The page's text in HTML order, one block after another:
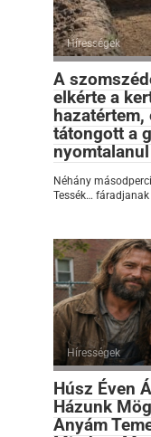
Hírességek
A
elkérte a
tátongott a
Néhány
Tessék…
Hírességek
Húsz Éven
Házunk
Anyám